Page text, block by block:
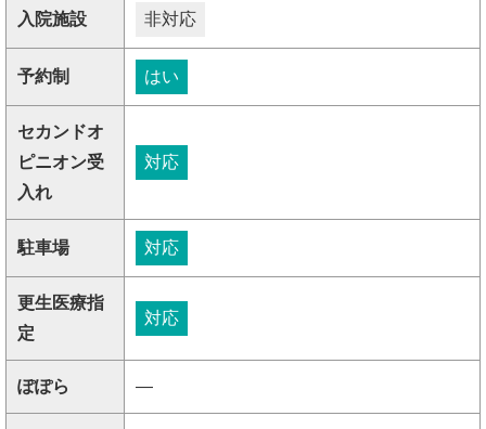
入院施設 非対応
予約制 はい
セカンドオ
ピニオン受
入れ
対応
駐車場 対応
更生医療指
定
対応
ぽぽら ―